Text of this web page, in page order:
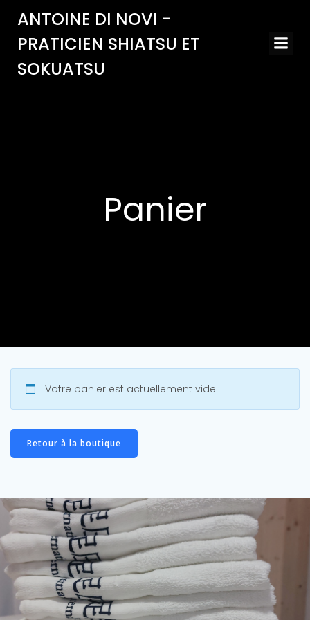
contenu
ANTOINE DI NOVI -
PRATICIEN SHIATSU ET
SOKUATSU
Panier
Votre panier est actuellement vide.
Retour à la boutique